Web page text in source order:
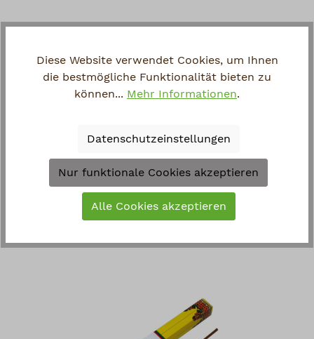
SAMANTABHADRA INCENSE
Für Harmonie und Hingabe
7,90 €*
Diese Website verwendet Cookies, um Ihnen
die bestmögliche Funktionalität bieten zu
können... Mehr Informationen.
Datenschutzeinstellungen
Nur funktionale Cookies akzeptieren
Alle Cookies akzeptieren